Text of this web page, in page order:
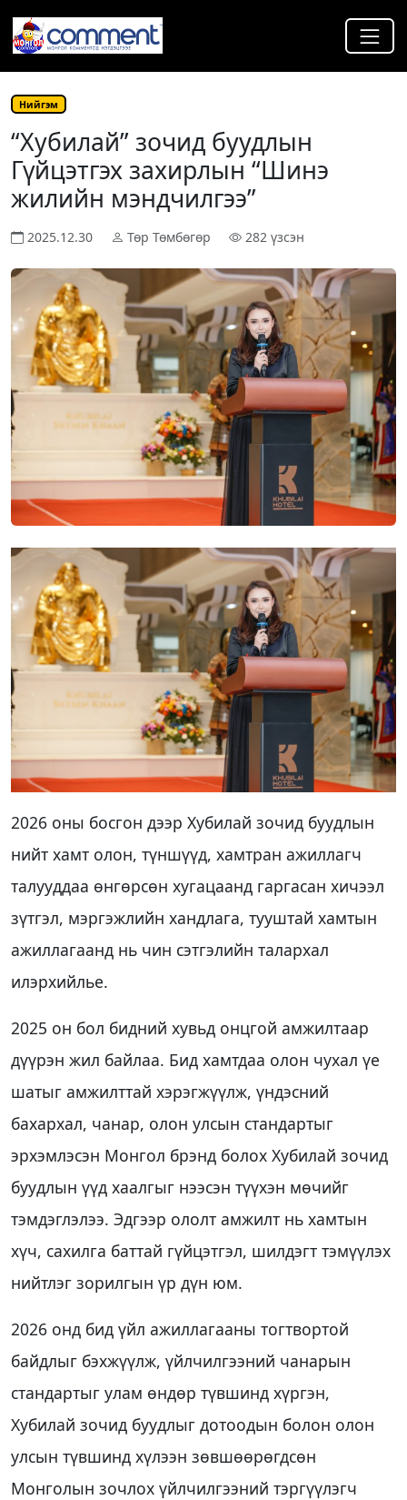
Нийгэм
“Хубилай” зочид буудлын
Гүйцэтгэх захирлын “Шинэ
жилийн мэндчилгээ”
2025.12.30 Төр Төмбөгөр 282 үзсэн
2026 оны босгон дээр Хубилай зочид буудлын
нийт хамт олон, түншүүд, хамтран ажиллагч
талууддаа өнгөрсөн хугацаанд гаргасан хичээл
зүтгэл, мэргэжлийн хандлага, тууштай хамтын
ажиллагаанд нь чин сэтгэлийн талархал
илэрхийлье.
2025 он бол бидний хувьд онцгой амжилтаар
дүүрэн жил байлаа. Бид хамтдаа олон чухал үе
шатыг амжилттай хэрэгжүүлж, үндэсний
бахархал, чанар, олон улсын стандартыг
эрхэмлэсэн Монгол брэнд болох Хубилай зочид
буудлын үүд хаалгыг нээсэн түүхэн мөчийг
тэмдэглэлээ. Эдгээр ололт амжилт нь хамтын
хүч, сахилга баттай гүйцэтгэл, шилдэгт тэмүүлэх
нийтлэг зорилгын үр дүн юм.
2026 онд бид үйл ажиллагааны тогтвортой
байдлыг бэхжүүлж, үйлчилгээний чанарын
стандартыг улам өндөр түвшинд хүргэн,
Хубилай зочид буудлыг дотоодын болон олон
улсын түвшинд хүлээн зөвшөөрөгдсөн
Монголын зочлох үйлчилгээний тэргүүлэгч